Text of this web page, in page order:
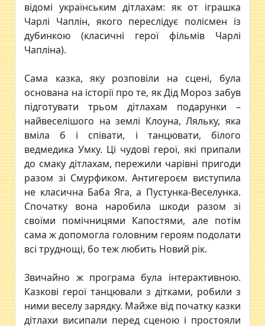
відомі українським дітлахам: як от іграшка
Чарлі Чаплін, якого переслідує полісмен із
дубинкою (класичні герої фільмів Чарлі
Чапліна).
Сама казка, яку розповіли на сцені, була
основана на історії про те, як Дід Мороз забув
підготувати трьом дітлахам подарунки –
найвеселішого на землі Клоуна, Ляльку, яка
вміла б і співати, і танцювати, білого
ведмедика Умку. Ці чудові герої, які припали
до смаку дітлахам, пережили чарівні пригоди
разом зі Смурфиком. Антигероєм виступила
не класична Баба Яга, а Пустунка-Веселунка.
Спочатку вона наробила шкоди разом зі
своїми помічницями Капостями, але потім
сама ж допомогла головним героям подолати
всі труднощі, бо теж любить Новий рік.
Звичайно ж програма була інтерактивною.
Казкові герої танцювали з дітками, робили з
ними веселу зарядку. Майже від початку казки
дітлахи висипали перед сценою і простояли